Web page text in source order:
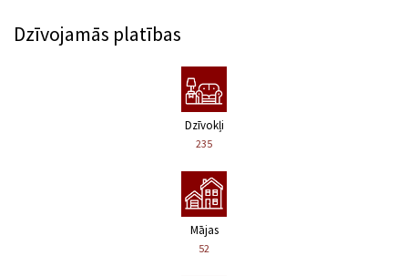
Dzīvojamās platības
Dzīvokļi
235
Mājas
52